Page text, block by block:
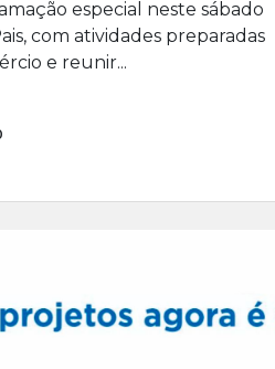
especial neste sábado
com atividades preparadas
e reunir...